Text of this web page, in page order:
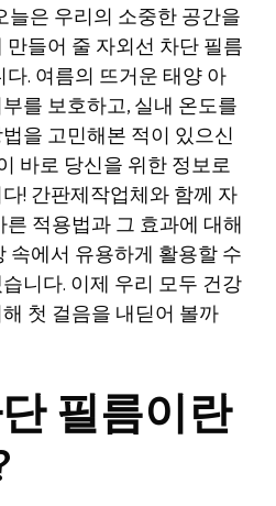
늘은 우리의 소중한 공간을
들어 줄 자외선 차단 필름
. 여름의 뜨거운 태양 아
를 보호하고, 실내 온도를
을 고민해본 적이 있으신
바로 당신을 위한 정보로
! 간판제작업체와 함께 자
적용법과 그 효과에 대해
속에서 유용하게 활용할 수
니다. 이제 우리 모두 건강
첫 걸음을 내딛어 볼까
필름이란